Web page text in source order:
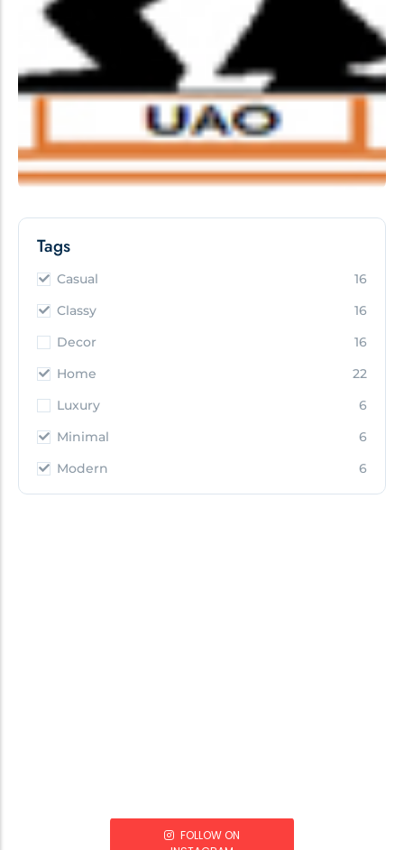
Tags
Casual
16
Classy
16
Decor
16
Home
22
Luxury
6
Minimal
6
Modern
6
FOLLOW ON